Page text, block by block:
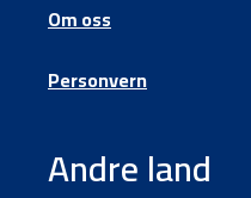
Om oss
Personvern
Andre land